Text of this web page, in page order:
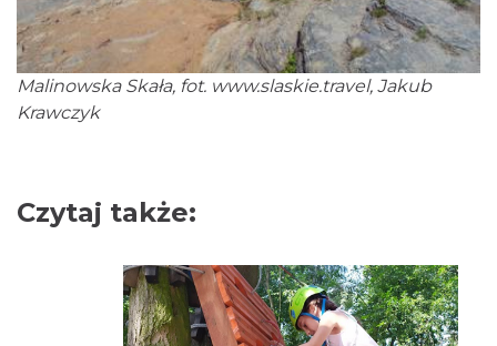
Malinowska Skała, fot. www.slaskie.travel, Jakub
Krawczyk
Czytaj także: